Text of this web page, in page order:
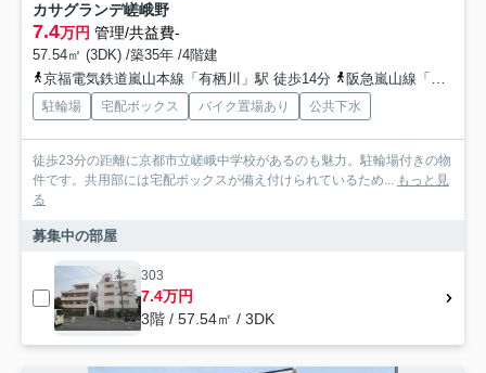
カサグランデ嵯峨野
7.4万円 管理/共益費-
57.54㎡ (3DK) /築35年 /4階建
京福電気鉄道嵐山本線「有栖川」駅 徒歩14分
阪急嵐山線「嵐山」駅 徒歩26分
駐輪場 宅配ボックス バイク置場あり 公共下水
徒歩23分の距離に京都市立嵯峨中学校があるのも魅力。駐輪場付きの物
件です。共用部には宅配ボックスが備え付けられているため... もっと見
る
募集中の部屋
303
7.4万円
3階 / 57.54㎡ / 3DK